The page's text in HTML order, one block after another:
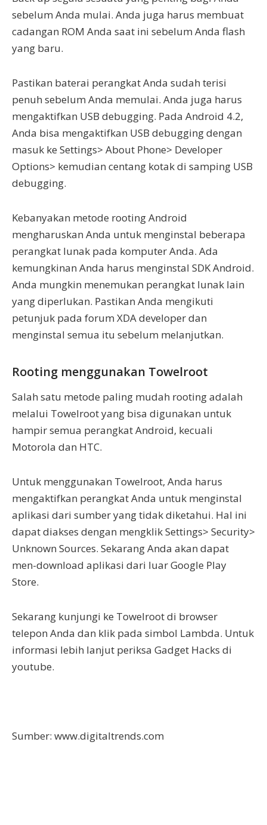
sebelum Anda mulai. Anda juga harus membuat
cadangan ROM Anda saat ini sebelum Anda flash
yang baru.
Pastikan baterai perangkat Anda sudah terisi
penuh sebelum Anda memulai. Anda juga harus
mengaktifkan USB debugging. Pada Android 4.2,
Anda bisa mengaktifkan USB debugging dengan
masuk ke Settings> About Phone> Developer
Options> kemudian centang kotak di samping USB
debugging.
Kebanyakan metode rooting Android
mengharuskan Anda untuk menginstal beberapa
perangkat lunak pada komputer Anda. Ada
kemungkinan Anda harus menginstal SDK Android.
Anda mungkin menemukan perangkat lunak lain
yang diperlukan. Pastikan Anda mengikuti
petunjuk pada forum XDA developer dan
menginstal semua itu sebelum melanjutkan.
Rooting menggunakan Towelroot
Salah satu metode paling mudah rooting adalah
melalui Towelroot yang bisa digunakan untuk
hampir semua perangkat Android, kecuali
Motorola dan HTC.
Untuk menggunakan Towelroot, Anda harus
mengaktifkan perangkat Anda untuk menginstal
aplikasi dari sumber yang tidak diketahui. Hal ini
dapat diakses dengan mengklik Settings> Security>
Unknown Sources. Sekarang Anda akan dapat
men-download aplikasi dari luar Google Play
Store.
Sekarang kunjungi ke Towelroot di browser
telepon Anda dan klik pada simbol Lambda. Untuk
informasi lebih lanjut periksa Gadget Hacks di
youtube.
Sumber: www.digitaltrends.com